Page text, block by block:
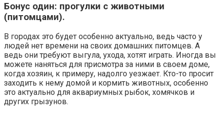
Бонус один: прогулки с животными
(питомцами).
В городах это будет особенно актуально, ведь часто у
людей нет времени на своих домашних питомцев. А
ведь они требуют выгула, ухода, хотят играть. Иногда вы
можете наняться для присмотра за ними в своем доме,
когда хозяин, к примеру, надолго уезжает. Кто-то просит
заходить к нему домой и кормить животных, особенно
это актуально для аквариумных рыбок, хомячков и
других грызунов.